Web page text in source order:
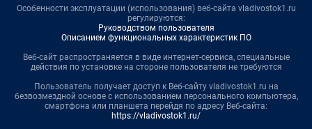
Особенности эксплуатации (использования) веб-сайта vladivostok1.ru
регулируются:
Руководством пользователя
Описанием функциональных характеристик ПО
Веб-сайт распространяется в виде интернет-сервиса, специальные
действия по установке на стороне пользователя не требуются
Пользователь получает доступ к Веб-сайту vladivostok1.ru на
безвозмездной основе с использованием персонального компьютера,
смартфона или планшета перейдя по адресу Веб-сайта:
https://vladivostok1.ru/